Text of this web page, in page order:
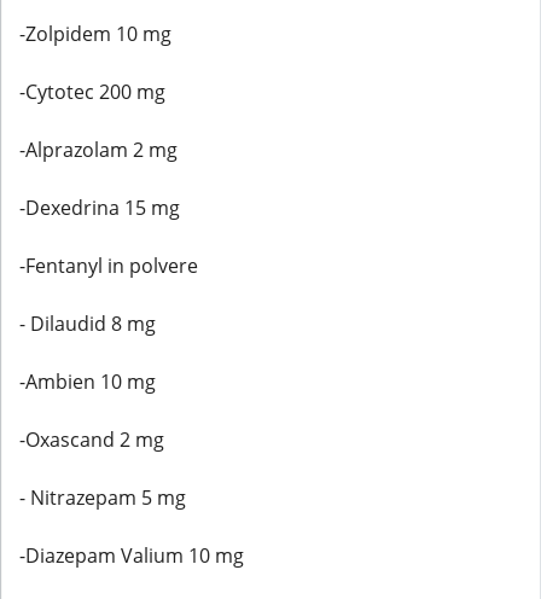
-Zolpidem 10 mg
-Cytotec 200 mg
-Alprazolam 2 mg
-Dexedrina 15 mg
-Fentanyl in polvere
- Dilaudid 8 mg
-Ambien 10 mg
-Oxascand 2 mg
- Nitrazepam 5 mg
-Diazepam Valium 10 mg